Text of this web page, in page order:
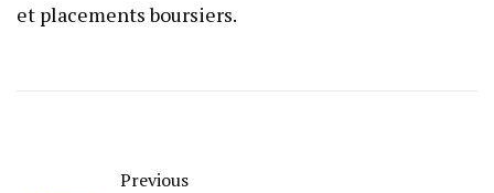
et placements boursiers.
Previous